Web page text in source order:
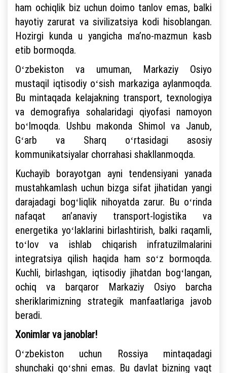
ham ochiqlik biz uchun doimo tanlov emas, balki
hayotiy zarurat va sivilizatsiya kodi hisoblangan.
Hozirgi kunda u yangicha maʼno-mazmun kasb
etib bormoqda.
Oʻzbekiston va umuman, Markaziy Osiyo
mustaqil iqtisodiy oʻsish markaziga aylanmoqda.
Bu mintaqada kelajakning transport, texnologiya
va demografiya sohalaridagi qiyofasi namoyon
boʻlmoqda. Ushbu makonda Shimol va Janub,
Gʻarb va Sharq oʻrtasidagi asosiy
kommunikatsiyalar chorrahasi shakllanmoqda.
Kuchayib borayotgan ayni tendensiyani yanada
mustahkamlash uchun bizga sifat jihatidan yangi
darajadagi bogʻliqlik nihoyatda zarur. Bu oʻrinda
nafaqat anʼanaviy transport-logistika va
energetika yoʻlaklarini birlashtirish, balki raqamli,
toʻlov va ishlab chiqarish infratuzilmalarini
integratsiya qilish haqida ham soʻz bormoqda.
Kuchli, birlashgan, iqtisodiy jihatdan bogʻlangan,
ochiq va barqaror Markaziy Osiyo barcha
sheriklarimizning strategik manfaatlariga javob
beradi.
Xonimlar va janoblar!
Oʻzbekiston uchun Rossiya mintaqadagi
shunchaki qoʻshni emas. Bu davlat bizning vaqt